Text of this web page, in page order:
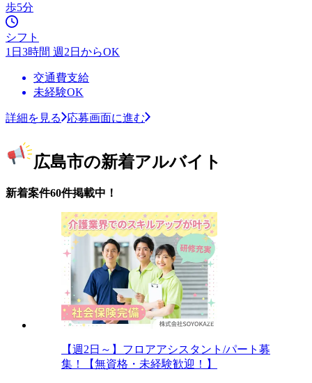
歩5分
シフト
1日3時間 週2日からOK
交通費支給
未経験OK
詳細を見る 応募画面に進む
広島市の新着アルバイト
新着案件60件掲載中！
【週2日～】フロアアシスタント/パート募
集！【無資格・未経験歓迎！】